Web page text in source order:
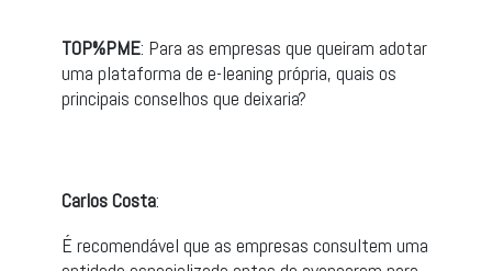
TOP%PME: Para as empresas que queiram adotar
uma plataforma de e-leaning própria, quais os
principais conselhos que deixaria?
Carlos Costa:
É recomendável que as empresas consultem uma